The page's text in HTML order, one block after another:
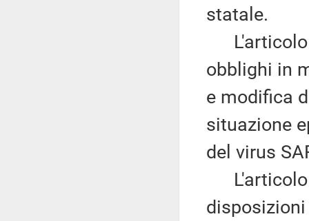
statale.
L'articolo
obblighi in
e modifica
situazione
del virus
L'articolo